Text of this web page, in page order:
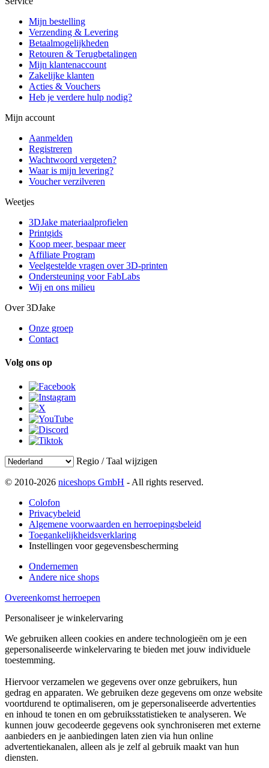
Mijn bestelling
Verzending & Levering
Betaalmogelijkheden
Retouren & Terugbetalingen
Mijn klantenaccount
Zakelijke klanten
Acties & Vouchers
Heb je verdere hulp nodig?
Mijn account
Aanmelden
Registreren
Wachtwoord vergeten?
Waar is mijn levering?
Voucher verzilveren
Weetjes
3DJake materiaalprofielen
Printgids
Koop meer, bespaar meer
Affiliate Program
Veelgestelde vragen over 3D-printen
Ondersteuning voor FabLabs
Wij en ons milieu
Over 3DJake
Onze groep
Contact
Volg ons op
Regio / Taal wijzigen
© 2010-2026 niceshops GmbH - All rights reserved.
Colofon
Privacybeleid
Algemene voorwaarden en herroepingsbeleid
Toegankelijkheidsverklaring
Instellingen voor gegevensbescherming
Ondernemen
Andere nice shops
Overeenkomst herroepen
Personaliseer je winkelervaring
We gebruiken alleen cookies en andere technologieën om je een
gepersonaliseerde winkelervaring te bieden met jouw individuele
toestemming.
Hiervoor verzamelen we gegevens over onze gebruikers, hun
gedrag en apparaten. We gebruiken deze gegevens om onze website
voortdurend te optimaliseren, om je gepersonaliseerde advertenties
en inhoud te tonen en om gebruiksstatistieken te analyseren. We
kunnen jouw gecodeerde gegevens ook synchroniseren met externe
aanbieders en je aanbiedingen laten zien via hun online
advertentiekanalen, alleen als je zelf al gebruik maakt van hun
diensten.